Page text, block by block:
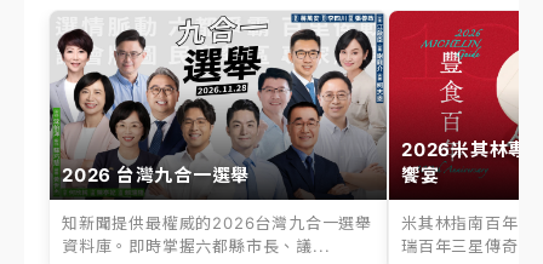
2026 台灣九合一選舉
知新聞提供最權威的2026台灣九合一選舉
資料庫。即時掌握六都縣市長、議...
2026米其林專
饗宴
米其林指南百年之
瑞百年三星傳奇、